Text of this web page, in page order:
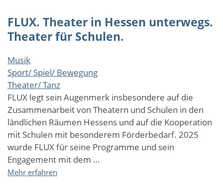
FLUX. Theater in Hessen unterwegs.
Theater für Schulen.
Musik
Sport/ Spiel/ Bewegung
Theater/ Tanz
FLUX legt sein Augenmerk insbesondere auf die
Zusammenarbeit von Theatern und Schulen in den
ländlichen Räumen Hessens und auf die Kooperation
mit Schulen mit besonderem Förderbedarf. 2025
wurde FLUX für seine Programme und sein
Engagement mit dem …
Mehr erfahren